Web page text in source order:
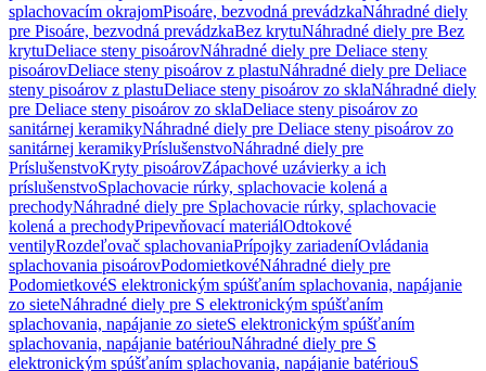
splachovacím okrajomPisoáre, bezvodná prevádzkaNáhradné diely
pre Pisoáre, bezvodná prevádzkaBez krytuNáhradné diely pre Bez
krytuDeliace steny pisoárovNáhradné diely pre Deliace steny
pisoárovDeliace steny pisoárov z plastuNáhradné diely pre Deliace
steny pisoárov z plastuDeliace steny pisoárov zo sklaNáhradné diely
pre Deliace steny pisoárov zo sklaDeliace steny pisoárov zo
sanitárnej keramikyNáhradné diely pre Deliace steny pisoárov zo
sanitárnej keramikyPríslušenstvoNáhradné diely pre
PríslušenstvoKryty pisoárovZápachové uzávierky a ich
príslušenstvoSplachovacie rúrky, splachovacie kolená a
prechodyNáhradné diely pre Splachovacie rúrky, splachovacie
kolená a prechodyPripevňovací materiálOdtokové
ventilyRozdeľovač splachovaniaPrípojky zariadeníOvládania
splachovania pisoárovPodomietkovéNáhradné diely pre
PodomietkovéS elektronickým spúšťaním splachovania, napájanie
zo sieteNáhradné diely pre S elektronickým spúšťaním
splachovania, napájanie zo sieteS elektronickým spúšťaním
splachovania, napájanie batériouNáhradné diely pre S
elektronickým spúšťaním splachovania, napájanie batériouS